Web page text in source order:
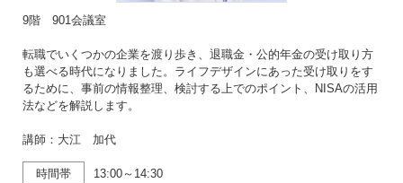
9階 901会議室
転職でいくつかの企業を渡り歩き、退職金・公的年金の受け取り方
も選べる時代になりました。ライフデザインにあった受け取りをす
るために、事前の情報整理、検討する上でのポイント、NISAの活用
法などを解説します。
講師：大江 加代
時間帯 13:00～14:30